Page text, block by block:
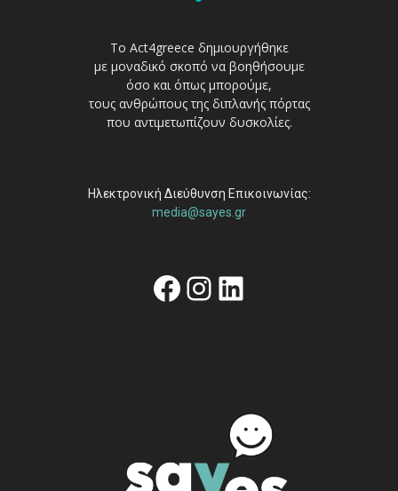
Το Act4greece δημιουργήθηκε
με μοναδικό σκοπό να βοηθήσουμε
όσο και όπως μπορούμε,
τους ανθρώπους της διπλανής πόρτας
που αντιμετωπίζουν δυσκολίες.
Ηλεκτρονική Διεύθυνση Επικοινωνίας:
media@sayes.gr
Facebook
Instagram
Linkedin